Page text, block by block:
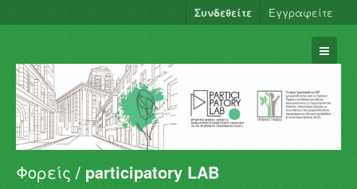
Συνδεθείτε Εγγραφείτε
Σύνολα Δεδομένων
Φορείς participatory LAB